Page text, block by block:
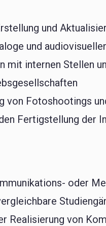
und
und
mit internen Stellen
von Fotoshootings
Fertigstellung der
oder
Realisierung von